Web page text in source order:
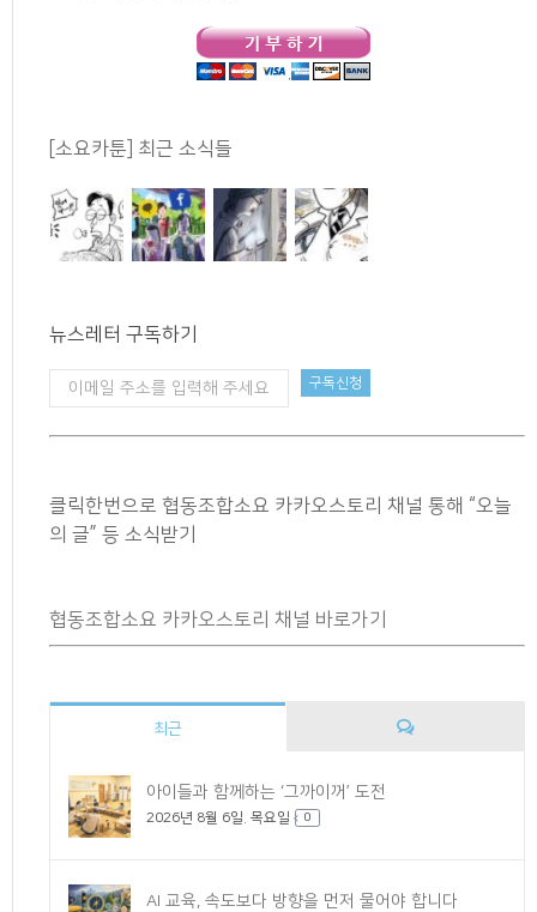
[소요카툰] 최근 소식들
뉴스레터 구독하기
클릭한번으로 협동조합소요 카카오스토리 채널 통해 “오늘
의 글” 등 소식받기
협동조합소요 카카오스토리 채널 바로가기
최근
아이들과 함께하는 ‘그까이꺼’ 도전
2026년 8월 6일. 목요일 0
AI 교육, 속도보다 방향을 먼저 물어야 합니다